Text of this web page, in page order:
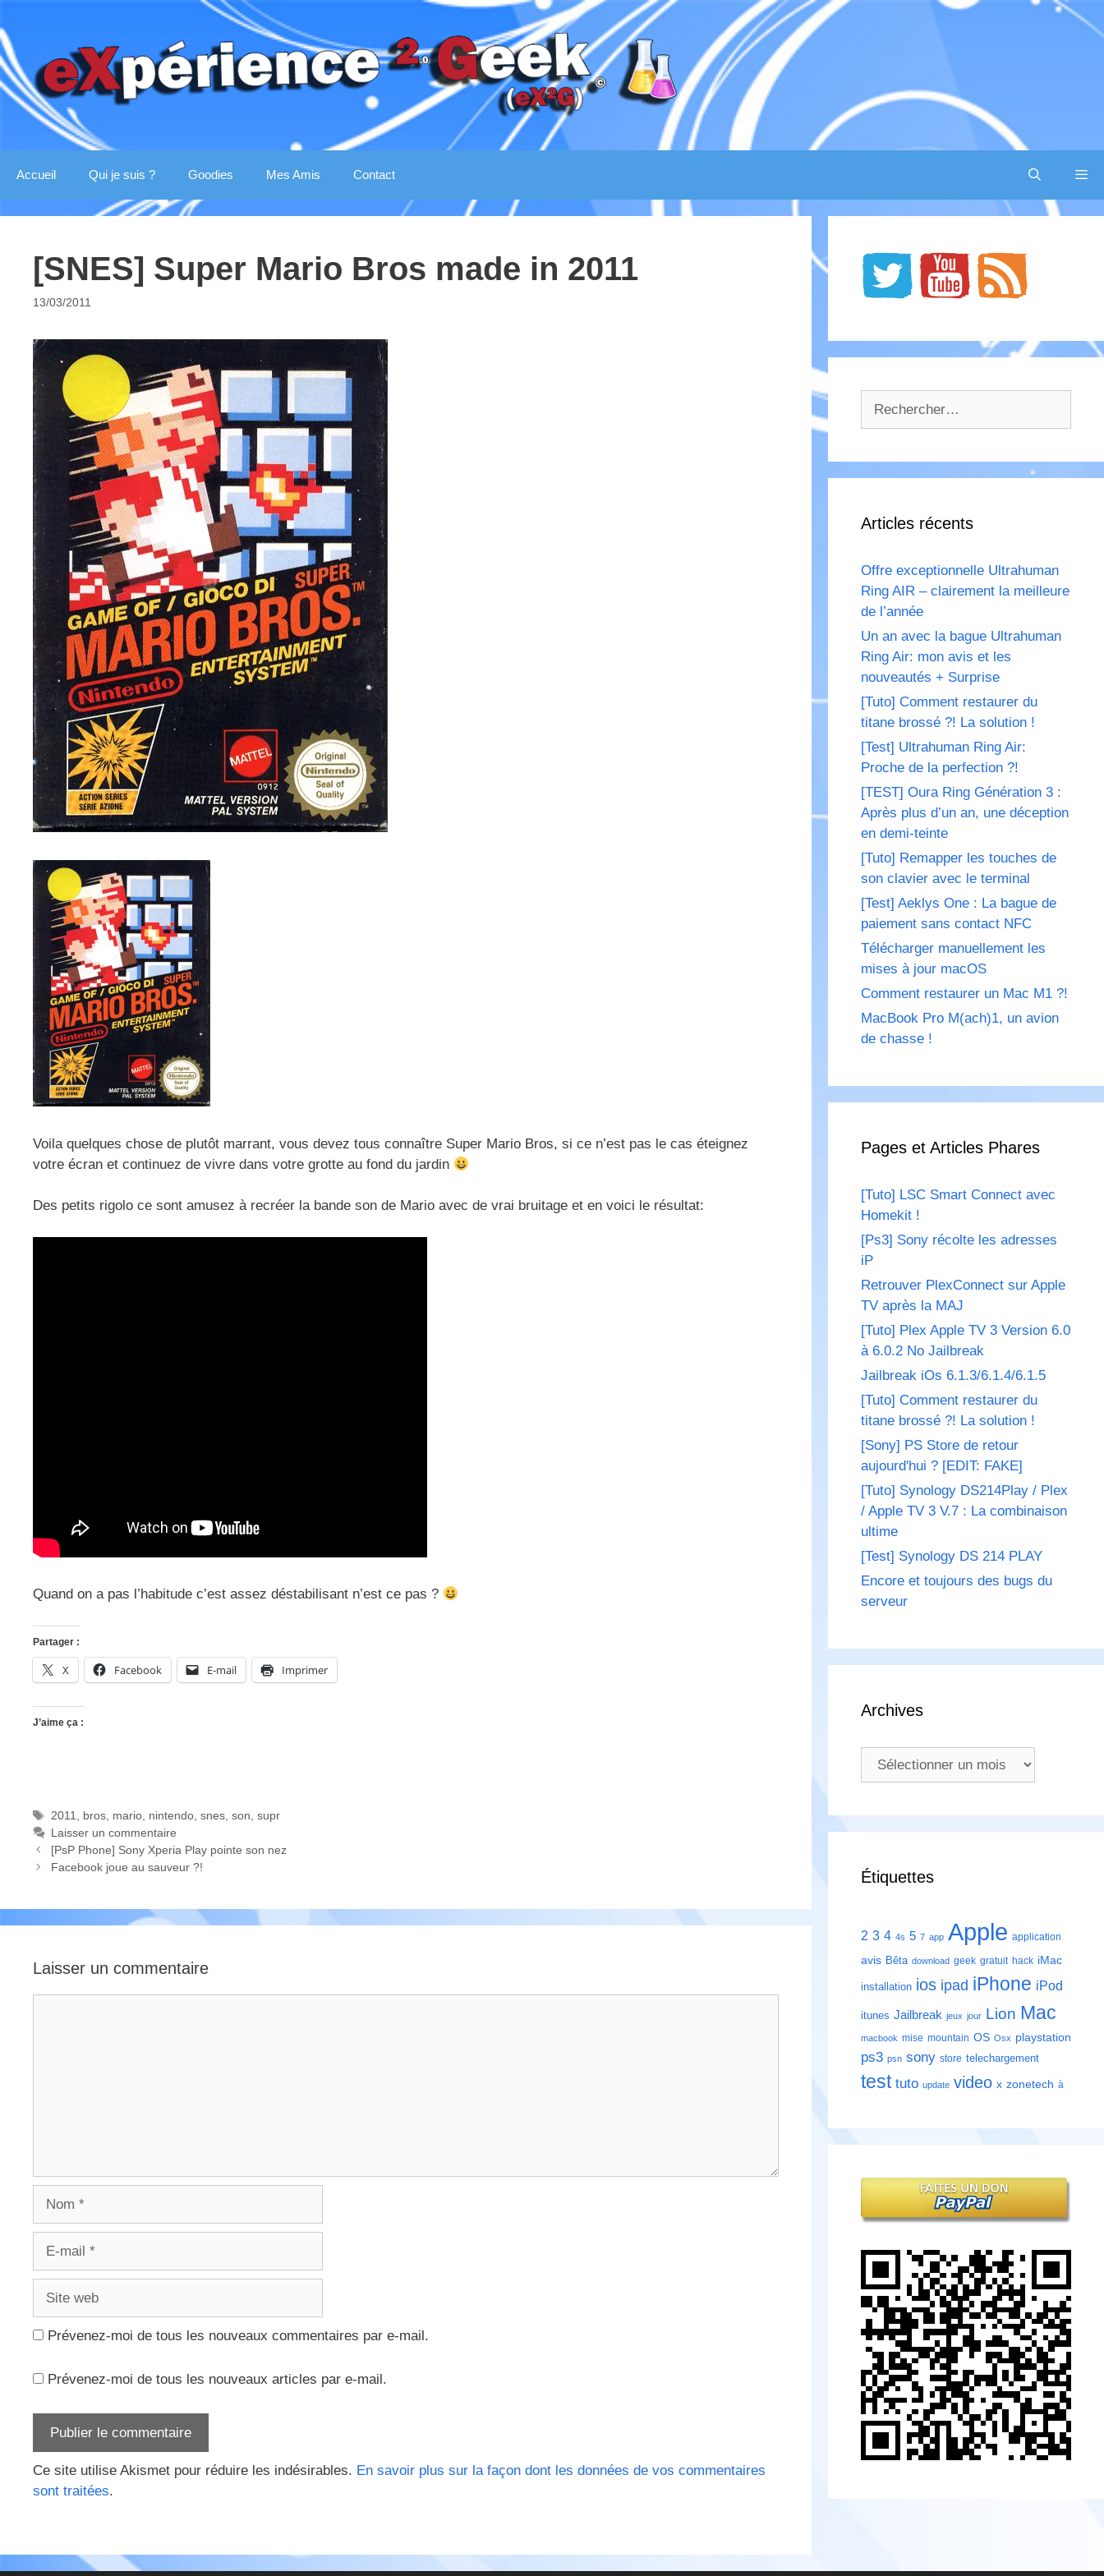
au
contenu
Accueil Qui je suis ? Goodies Mes Amis Contact
[SNES] Super Mario Bros made in 2011
13/03/2011
Voila quelques chose de plutôt marrant, vous devez tous connaître Super Mario Bros, si ce n’est pas le cas éteignez
votre écran et continuez de vivre dans votre grotte au fond du jardin
Des petits rigolo ce sont amusez à recréer la bande son de Mario avec de vrai bruitage et en voici le résultat:
Quand on a pas l’habitude c’est assez déstabilisant n’est ce pas ?
Partager :
X Facebook E-mail Imprimer
J’aime ça :
Étiquettes
2011 bros, mario, nintendo, snes, son supr
Laisser un commentaire
[PsP Phone] Sony Xperia Play pointe son nez
Facebook joue au sauveur ?!
Laisser un commentaire
Prévenez-moi de tous les nouveaux commentaires par e-mail.
Prévenez-moi de tous les nouveaux articles par e-mail.
Ce site utilise Akismet pour réduire les indésirables. En savoir plus sur la façon dont les données de vos commentaires
sont traitées.
Articles récents
Offre exceptionnelle Ultrahuman
Ring AIR – clairement la meilleure
de l’année
Un an avec la bague Ultrahuman
Ring Air: mon avis et les
nouveautés + Surprise
[Tuto] Comment restaurer du
titane brossé ?! La solution !
[Test] Ultrahuman Ring Air:
Proche de la perfection ?!
[TEST] Oura Ring Génération 3 :
Après plus d’un an, une déception
en demi-teinte
[Tuto] Remapper les touches de
son clavier avec le terminal
[Test] Aeklys One : La bague de
paiement sans contact NFC
Télécharger manuellement les
mises à jour macOS
Comment restaurer un Mac M1 ?!
MacBook Pro M(ach)1, un avion
de chasse !
Pages et Articles Phares
[Tuto] LSC Smart Connect avec
Homekit !
[Ps3] Sony récolte les adresses
iP
Retrouver PlexConnect sur Apple
TV après la MAJ
[Tuto] Plex Apple TV 3 Version 6.0
à 6.0.2 No Jailbreak
Jailbreak iOs 6.1.3/6.1.4/6.1.5
[Tuto] Comment restaurer du
titane brossé ?! La solution !
[Sony] PS Store de retour
aujourd'hui ? [EDIT: FAKE]
[Tuto] Synology DS214Play / Plex
/ Apple TV 3 V.7 : La combinaison
ultime
[Test] Synology DS 214 PLAY
Encore et toujours des bugs du
serveur
Archives
Archives
Étiquettes
2 3 4 4s 5 7 app Apple application
avis Bêta download geek gratuit hack iMac
installation ios ipad iPhone iPod
itunes Jailbreak jeux jour Lion Mac
macbook mise mountain OS Osx playstation
ps3 psn sony store telechargement
test tuto update video x zonetech à